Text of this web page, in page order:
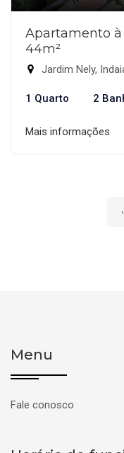
Apartamento à
44m²
Jardim Nely,
1 Quarto 2
Mais informações
‹
Menu
Fale conosco